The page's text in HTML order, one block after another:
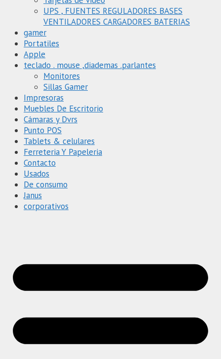
UPS , FUENTES REGULADORES BASES
VENTILADORES CARGADORES BATERIAS
gamer
Portatiles
Apple
teclado . mouse ,diademas .parlantes
Monitores
Sillas Gamer
Impresoras
Muebles De Escritorio
Cámaras y Dvrs
Punto POS
Tablets & celulares
Ferreteria Y Papeleria
Contacto
Usados
De consumo
Janus
corporativos